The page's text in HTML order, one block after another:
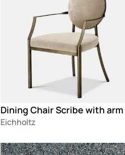
Dining Chair Scribe with arm
Eichholtz
Loading